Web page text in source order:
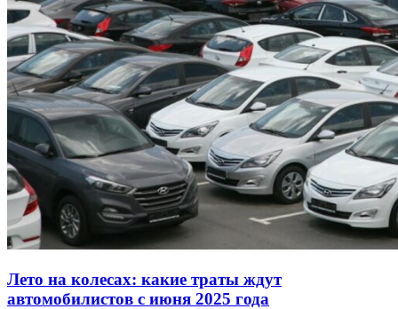
Лето на колесах: какие траты ждут
автомобилистов с июня 2025 года